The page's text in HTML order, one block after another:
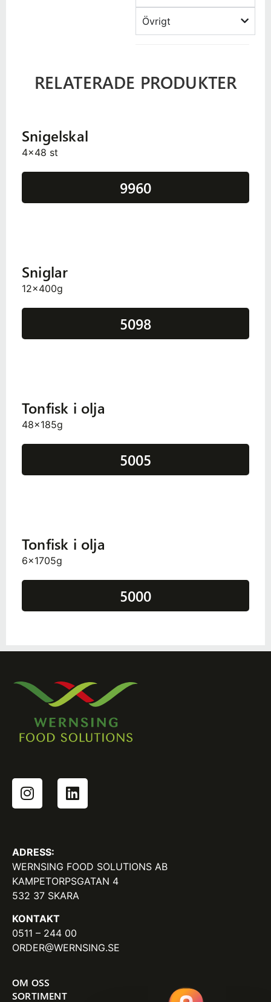
Övrigt
RELATERADE PRODUKTER
Snigelskal
4x48 st
9960
Sniglar
12x400g
5098
Tonfisk i olja
48x185g
5005
Tonfisk i olja
6x1705g
5000
ADRESS:
WERNSING FOOD SOLUTIONS AB
KAMPETORPSGATAN 4
532 37 SKARA
KONTAKT
0511 – 244 00
ORDER@WERNSING.SE
OM OSS
SORTIMENT